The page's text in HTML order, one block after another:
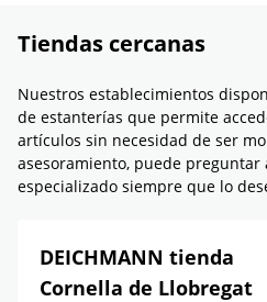
Tiendas cercanas
Nuestros establecimientos
de estanterías que permite
artículos sin necesidad de ser
asesoramiento, puede preguntar
especializado siempre que lo
DEICHMANN tienda
Cornella de Llobregat